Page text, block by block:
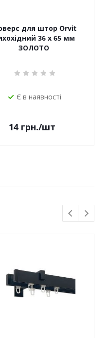
для штор Orvit
36 х 65 мм
ЗОЛОТО
Є в наявності
14 грн./шт